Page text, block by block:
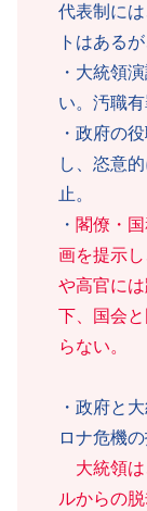
代表制に
トはある
・大統領
い。汚職
・政府の
し、恣意
止。
・ 閣僚・
画を提示
や高官に
下、国会
らない。
・政府と
ロナ危機
大統領
ルからの